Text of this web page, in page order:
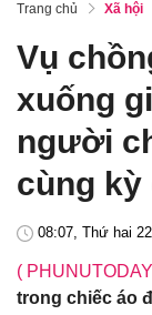
Trang chủ Xã hội
Vụ
xuống
người
cùng kỳ
08:07, Thứ hai
(
trong chiếc áo